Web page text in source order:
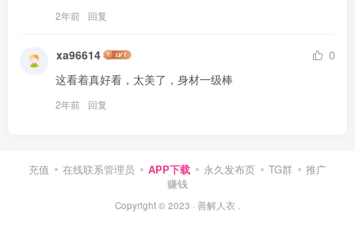
2年前 回复
xa96614
0
这看着真好看，太美了，身材一级棒
2年前 回复
充值 在线联系管理员 APP下载 永久发布页 TG群
推广
赚钱
Copyright © 2023 · 善解人衣